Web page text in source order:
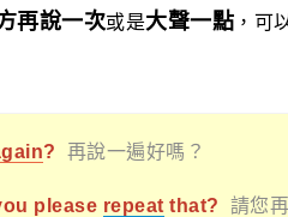
再說一次或是大聲一點 ，可
? 再說一遍好嗎？
please repeat that? 請您